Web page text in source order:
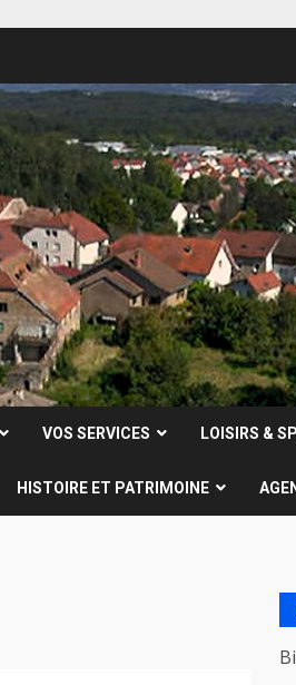
VOS SERVICES LOISIRS &
HISTOIRE ET PATRIMOINE